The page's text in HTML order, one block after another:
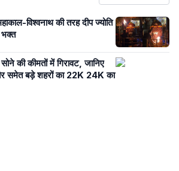
विश्वनाथ की तरह दीप ज्योति
की कीमतों में गिरावट, जानिए
समेत बड़े शहरों का 22K 24K का